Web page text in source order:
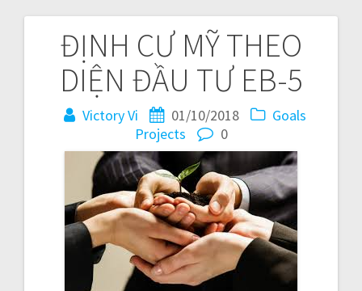
ĐỊNH CƯ MỸ THEO
DIỆN ĐẦU TƯ EB-5
Victory Vi 01/10/2018
Goals
Projects
0
Post
navigation